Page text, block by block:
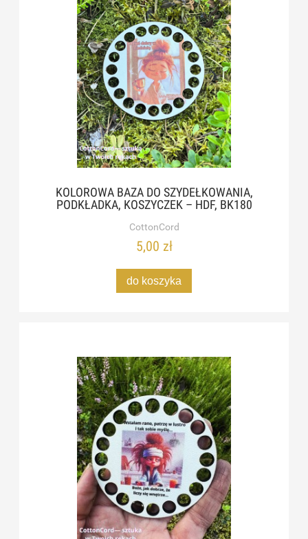
KOLOROWA BAZA DO SZYDEŁKOWANIA,
PODKŁADKA, KOSZYCZEK – HDF, BK180
CottonCord
5,00 zł
do koszyka